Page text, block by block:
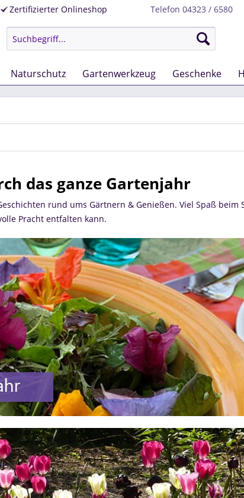
Zertifizierter Onlineshop Telefon 04323 / 6580
Naturschutz Gartenwerkzeug Geschenke
das ganze Gartenjahr
rund ums Gärtnern & Genießen. Viel Spaß beim
Pracht entfalten kann.